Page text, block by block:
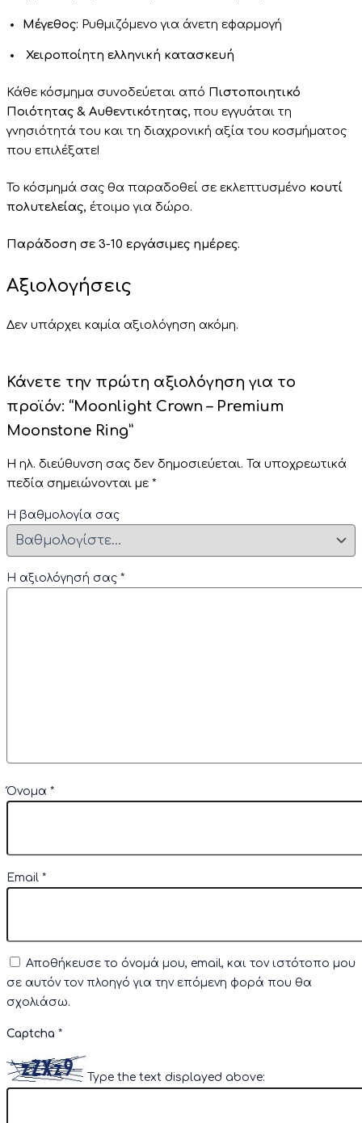
Μέγεθος: Ρυθμιζόμενο για άνετη εφαρμογή
Χειροποίητη ελληνική κατασκευή
Κάθε κόσμημα συνοδεύεται από Πιστοποιητικό
Ποιότητας & Αυθεντικότητας, που εγγυάται τη
γνησιότητά του και τη διαχρονική αξία του κοσμήματος
που επιλέξατε!
Το κόσμημά σας θα παραδοθεί σε εκλεπτυσμένο κουτί
πολυτελείας, έτοιμο για δώρο.
Παράδοση σε 3-10 εργάσιμες ημέρες.
Αξιολογήσεις
Δεν υπάρχει καμία αξιολόγηση ακόμη.
Κάνετε την πρώτη αξιολόγηση για το
προϊόν: “Moonlight Crown – Premium
Moonstone Ring”
Η ηλ. διεύθυνση σας δεν δημοσιεύεται. Τα υποχρεωτικά
πεδία σημειώνονται με *
Η βαθμολογία σας
Η αξιολόγησή σας *
Όνομα *
Email *
Αποθήκευσε το όνομά μου, email, και τον ιστότοπο μου
σε αυτόν τον πλοηγό για την επόμενη φορά που θα
σχολιάσω.
Captcha *
Type the text displayed above: